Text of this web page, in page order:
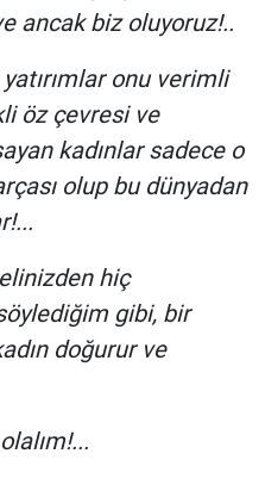
ancak biz oluyoruz!..
yatırımlar onu verimli
öz çevresi ve
kadınlar sadece o
olup bu dünyadan
hiç
gibi, bir
doğurur ve